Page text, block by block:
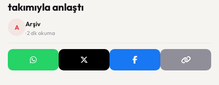
takımıyla anlaştı
A Arşiv
· 2 dk okuma